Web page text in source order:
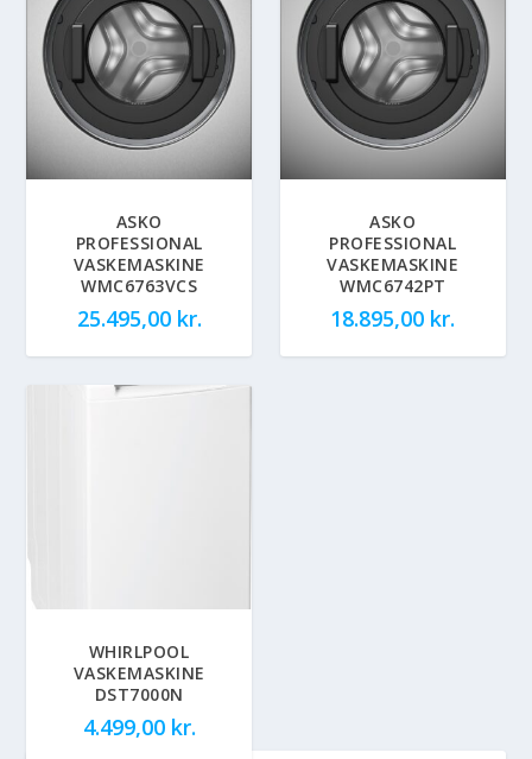
ASKO
PROFESSIONAL
VASKEMASKINE
WMC6763VCS
25.495,00 kr.
ASKO
PROFESSIONAL
VASKEMASKINE
WMC6742PT
18.895,00 kr.
WHIRLPOOL
VASKEMASKINE
DST7000N
4.499,00 kr.